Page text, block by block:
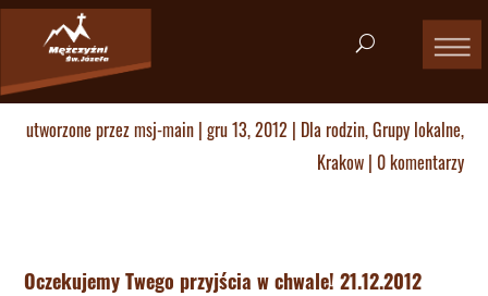
utworzone przezmsj-main| gru 13, 2012 | Dla rodzin,Grupy lokalne,
Krakow| 0 komentarzy
Oczekujemy Twego przyjścia w chwale! 21.12.2012